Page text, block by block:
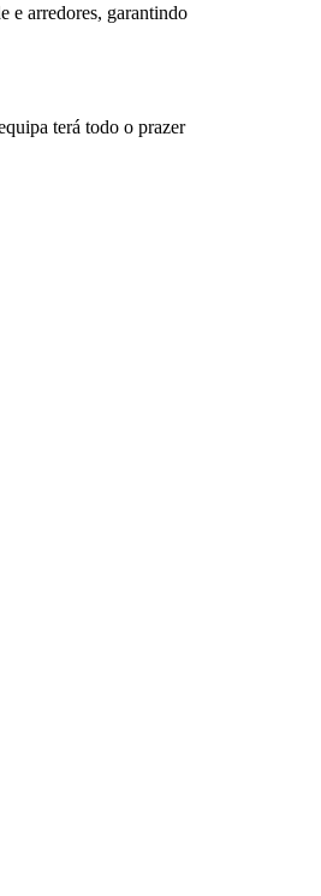
e arredores, garantindo
terá todo o prazer